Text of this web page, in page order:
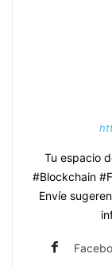
Tu espacio
#Blockchain
Envíe